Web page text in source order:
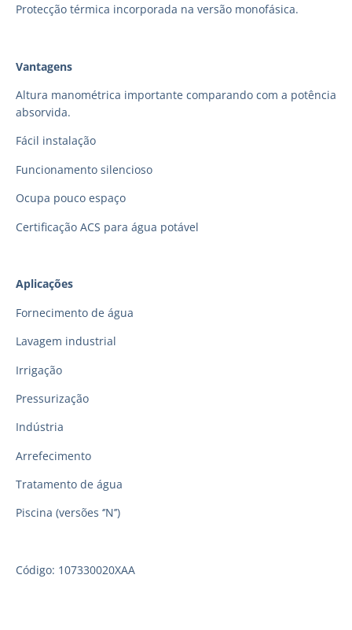
Protecção térmica incorporada na versão monofásica.
Vantagens
Altura manométrica importante comparando com a potência
absorvida.
Fácil instalação
Funcionamento silencioso
Ocupa pouco espaço
Certificação ACS para água potável
Aplicações
Fornecimento de água
Lavagem industrial
Irrigação
Pressurização
Indústria
Arrefecimento
Tratamento de água
Piscina (versões ‘’N’’)
Código: 107330020XAA